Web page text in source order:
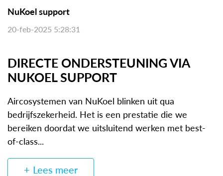
NuKoel support
20-feb-2025 5:28:31
DIRECTE ONDERSTEUNING VIA
NUKOEL SUPPORT
Aircosystemen van NuKoel blinken uit qua
bedrijfszekerheid. Het is een prestatie die we
bereiken doordat we uitsluitend werken met best-
of-class...
Lees meer